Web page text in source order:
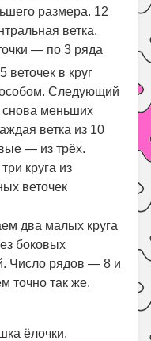
размера. 12
ветка,
— по 3 ряда
веточек в круг
Следующий
снова меньших
ветка из 10
— из трёх.
круга из
веточек
два малых круга
боковых
Число рядов — 8 и
точно так же.
ёлочки.